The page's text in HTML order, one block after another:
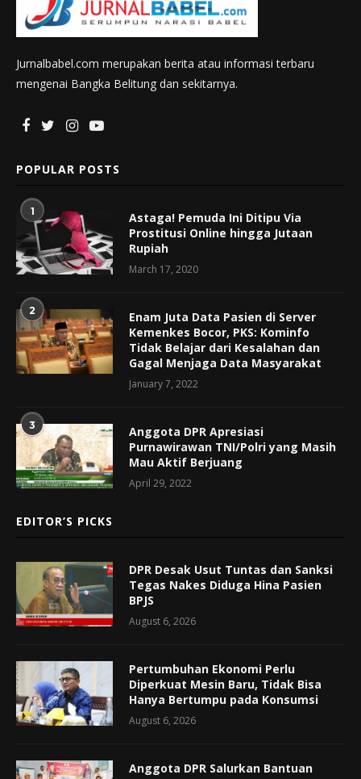
Jurnalbabel.com merupakan berita atau informasi terbaru
mengenai Bangka Belitung dan sekitarnya.
POPULAR POSTS
1
Astaga! Pemuda Ini Ditipu Via
Prostitusi Online hingga Jutaan
Rupiah
March 17, 2020
2
Enam Juta Data Pasien di Server
Kemenkes Bocor, PKS: Kominfo
Tidak Belajar dari Kesalahan dan
Gagal Menjaga Data Masyarakat
January 7, 2022
3
Anggota DPR Apresiasi
Purnawirawan TNI/Polri yang Masih
Mau Aktif Berjuang
April 29, 2022
EDITOR’S PICKS
DPR Desak Usut Tuntas dan Sanksi
Tegas Nakes Diduga Hina Pasien
BPJS
August 6, 2026
Pertumbuhan Ekonomi Perlu
Diperkuat Mesin Baru, Tidak Bisa
Hanya Bertumpu pada Konsumsi
August 6, 2026
Anggota DPR Salurkan Bantuan